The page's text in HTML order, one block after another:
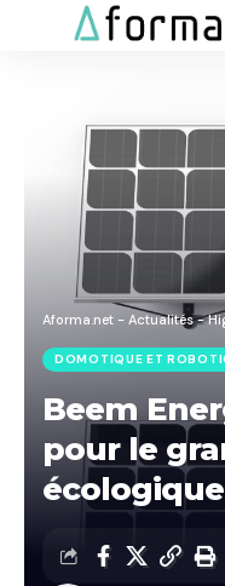
Aforma.net - Actualités -
DOMOTIQUE ET
Beem
pour le
écologique